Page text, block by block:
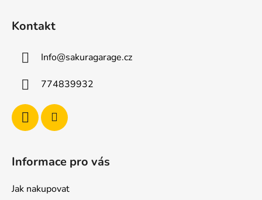
Kontakt
Info@sakuragarage.cz
774839932
Informace pro vás
Jak nakupovat